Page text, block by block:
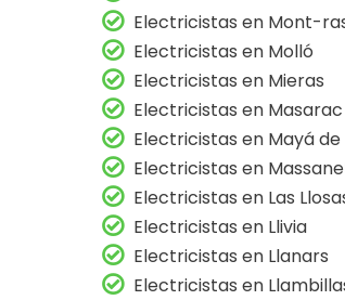
Electricistas en Mont-
Electricistas en Molló
Electricistas en Mieras
Electricistas en Masarac
Electricistas en Mayá
Electricistas en
Electricistas en Las
Electricistas en Llivia
Electricistas en Llanars
Electricistas en